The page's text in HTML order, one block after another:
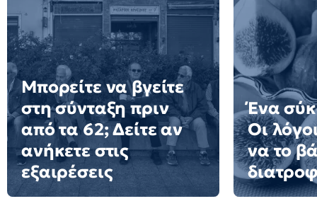
Μπορείτε να βγείτε
στη σύνταξη πριν
από τα 62; Δείτε αν
ανήκετε στις
εξαιρέσεις
Ένα
Οι
να το